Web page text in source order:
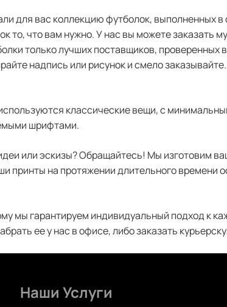
для вас коллекцию футболок, выполненных
то, что вам нужно. У нас вы можете заказать
только лучших поставщиков,
надпись или рисунок и смело
классические вещи, с
шрифтами.
или эскизы? Обращайтесь! Мы изготовим
на протяжении длительного времени
мы гарантируем индивидуальный подход к
ее у нас в офисе, либо заказать
Наши Услуги